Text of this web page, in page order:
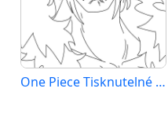
One Piece Tisknutelné Zdarma